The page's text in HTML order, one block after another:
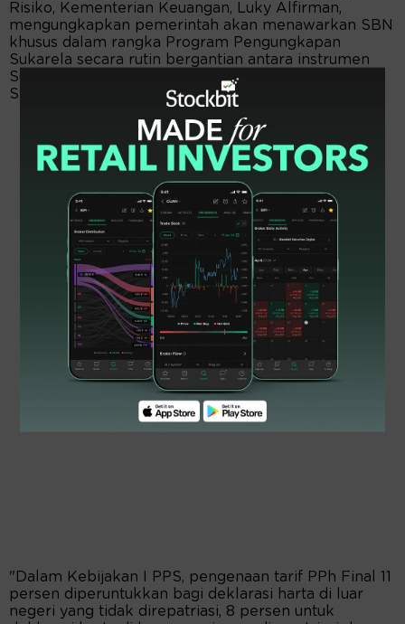
Risiko, Kementerian Keuangan, Luky Alfirman,
mengungkapkan pemerintah akan menawarkan SBN
khusus dalam rangka Program Pengungkapan
Sukarela secara rutin bergantian antara instrumen
Surat Utang Negara (SUN) dan Surat Berharga
Syariah Negara (SBSN).
"Dalam Kebijakan I PPS, pengenaan tarif PPh Final 11
persen diperuntukkan bagi deklarasi harta di luar
negeri yang tidak direpatriasi, 8 persen untuk